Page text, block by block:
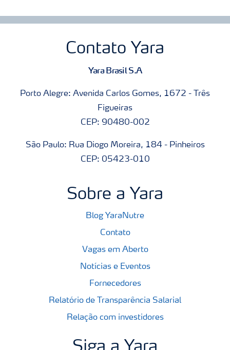
Contato Yara
Yara Brasil S.A
Porto Alegre: Avenida Carlos Gomes, 1672 - Três
Figueiras
CEP: 90480-002
São Paulo: Rua Diogo Moreira, 184 - Pinheiros
CEP: 05423-010
Sobre a Yara
Blog YaraNutre
Contato
Vagas em Aberto
Notícias e Eventos
Fornecedores
Relatório de Transparência Salarial
Relação com investidores